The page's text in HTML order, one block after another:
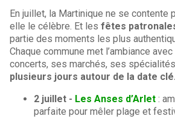
En juillet, la Martinique ne se contente
elle le célèbre. Et les fêtes
partie des moments les plus
Chaque commune met l’ambiance
concerts, ses marchés, ses
plusieurs jours autour de la date clé.
2 juillet - Les Anses d’Arlet :
parfaite pour mêler plage et